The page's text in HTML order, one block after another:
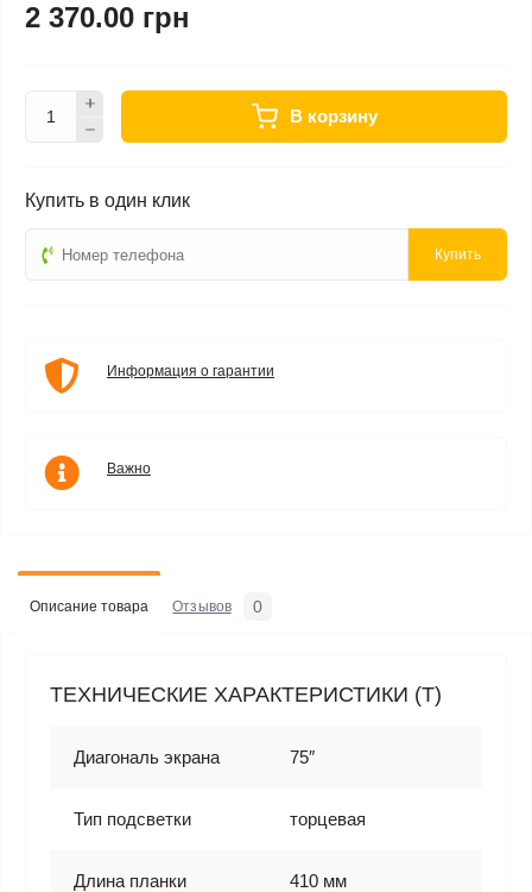
2 370.00 грн
В корзину
Купить в один клик
Купить
Информация о гарантии
Важно
Описание товара Отзывов 0
ТЕХНИЧЕСКИЕ ХАРАКТЕРИСТИКИ (T)
Диагональ экрана 75″
Тип подсветки торцевая
Длина планки 410 мм